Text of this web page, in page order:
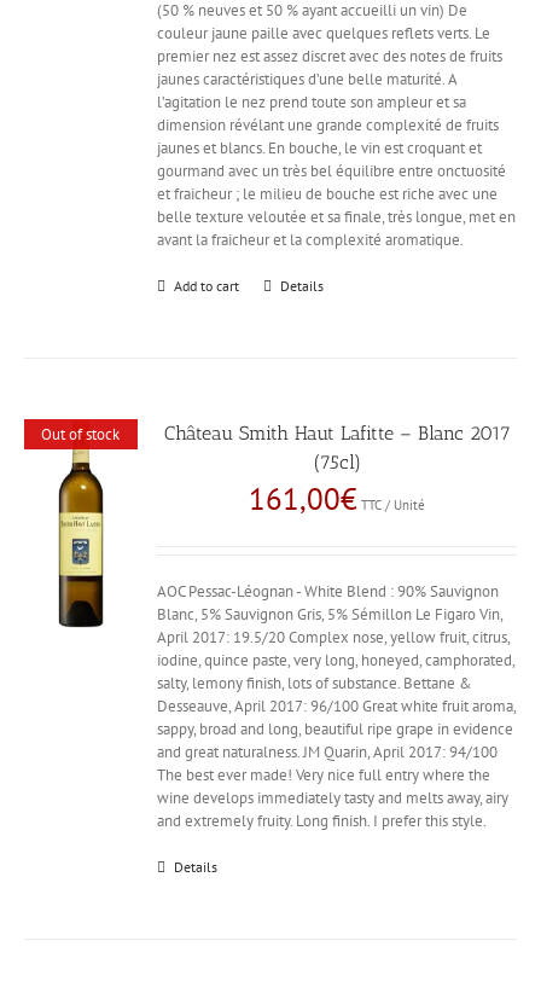
(50 % neuves et 50 % ayant accueilli un vin) De
couleur jaune paille avec quelques reflets verts. Le
premier nez est assez discret avec des notes de fruits
jaunes caractéristiques d’une belle maturité. A
l’agitation le nez prend toute son ampleur et sa
dimension révélant une grande complexité de fruits
jaunes et blancs. En bouche, le vin est croquant et
gourmand avec un très bel équilibre entre onctuosité
et fraicheur ; le milieu de bouche est riche avec une
belle texture veloutée et sa finale, très longue, met en
avant la fraicheur et la complexité aromatique.
Add to cart Details
Out of stock
Château Smith Haut Lafitte – Blanc 2017
(75cl)
161,00€ TTC / Unité
AOC Pessac-Léognan - White Blend : 90% Sauvignon
Blanc, 5% Sauvignon Gris, 5% Sémillon Le Figaro Vin,
April 2017: 19.5/20 Complex nose, yellow fruit, citrus,
iodine, quince paste, very long, honeyed, camphorated,
salty, lemony finish, lots of substance. Bettane &
Desseauve, April 2017: 96/100 Great white fruit aroma,
sappy, broad and long, beautiful ripe grape in evidence
and great naturalness. JM Quarin, April 2017: 94/100
The best ever made! Very nice full entry where the
wine develops immediately tasty and melts away, airy
and extremely fruity. Long finish. I prefer this style.
Details